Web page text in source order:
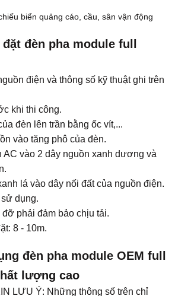
đèn pha module full
điện và thông số kỹ thuật ghi trên
khi thi công.
đèn lên trần bằng ốc vít,...
vào tăng phô của đèn.
AC vào 2 dây nguồn xanh dương và
lá vào dây nối đất của nguồn điện.
dụng.
đỡ phải đảm bảo chịu tải.
8 - 10m.
đèn pha module OEM full
lượng cao
LƯU Ý: Những thông số trên chỉ